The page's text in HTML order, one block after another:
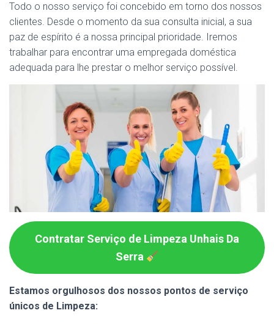
Todo o nosso serviço foi concebido em torno dos nossos
clientes. Desde o momento da sua consulta inicial, a sua
paz de espírito é a nossa principal prioridade. Iremos
trabalhar para encontrar uma empregada doméstica
adequada para lhe prestar o melhor serviço possível.
Contratar Serviço de Limpeza Unhais Da
Serra
Estamos orgulhosos dos nossos pontos de serviço
únicos de Limpeza: